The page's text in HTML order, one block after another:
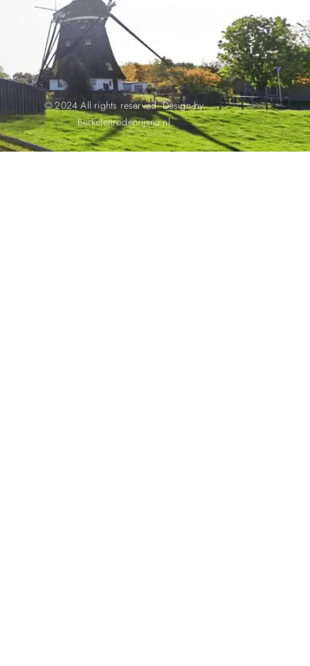
© 2024 All rights reserved. Design by
Berkelenrodenrijsnu.nl